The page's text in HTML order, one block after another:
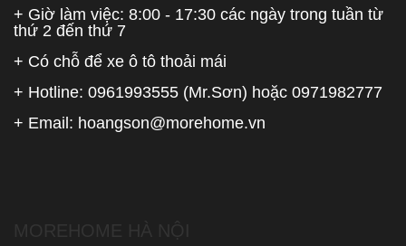
+ Giờ làm việc: 8:00 - 17:30 các ngày trong tuần từ
thứ 2 đến thứ 7
+ Có chỗ để xe ô tô thoải mái
+ Hotline: 0961993555 (Mr.Sơn) hoặc 0971982777
+ Email: hoangson@morehome.vn